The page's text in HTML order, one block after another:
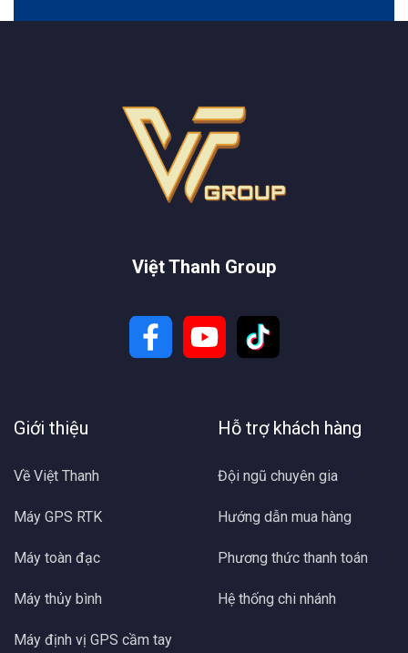
Việt Thanh Group
Giới thiệu
Về Việt Thanh
Máy GPS RTK
Máy toàn đạc
Máy thủy bình
Máy định vị GPS cầm tay
Hỗ trợ khách hàng
Đội ngũ chuyên gia
Hướng dẫn mua hàng
Phương thức thanh toán
Hệ thống chi nhánh